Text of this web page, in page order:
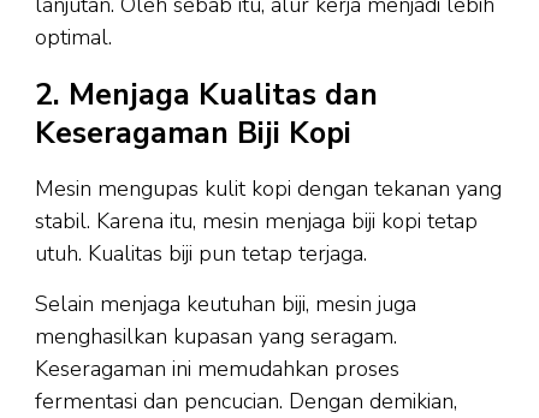
optimal.
2. Menjaga Kualitas dan
Keseragaman Biji Kopi
Mesin mengupas kulit kopi dengan tekanan yang
stabil. Karena itu, mesin menjaga biji kopi tetap
utuh. Kualitas biji pun tetap terjaga.
Selain menjaga keutuhan biji, mesin juga
menghasilkan kupasan yang seragam.
Keseragaman ini memudahkan proses
fermentasi dan pencucian. Dengan demikian,